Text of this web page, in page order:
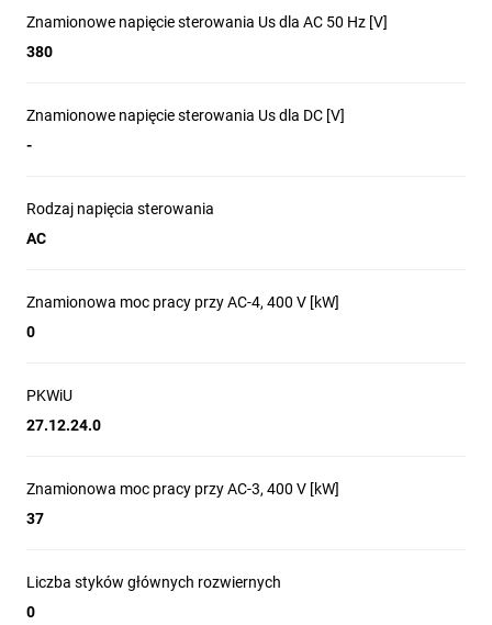
Styczniki silnikowe nowej
niezawodne i wytrzymałe
najbardziej wymagających
Gospodarka wodno-ściekowa
Górnictwo, minerały i metale
Znamionowe napięcie sterowania Us dla AC 50 Hz [V]
380
Znamionowe napięcie sterowania Us dla DC [V]
-
Rodzaj napięcia sterowania
AC
Znamionowa moc pracy przy AC-4, 400 V [kW]
0
PKWiU
27.12.24.0
Znamionowa moc pracy przy AC-3, 400 V [kW]
37
Liczba styków głównych rozwiernych
0